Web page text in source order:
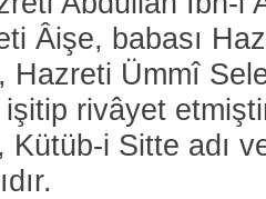
Âişe, babası
Hazreti Ümmî
rivâyet
i Sitte adı